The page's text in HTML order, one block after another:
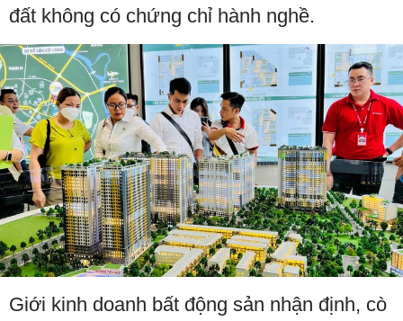
đất không có chứng chỉ hành nghề.
Giới kinh doanh bất động sản nhận định, cò